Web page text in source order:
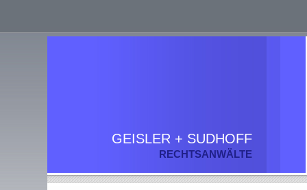
GEISLER + SUDHOFF
RECHTSANWÄLTE